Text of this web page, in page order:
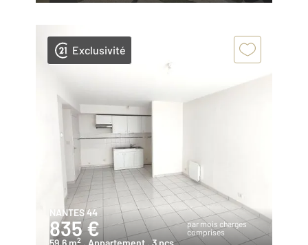
Exclusivité
NANTES 44
835 €
par mois charges
comprises
59,6 m2 , Appartement , 3 pcs